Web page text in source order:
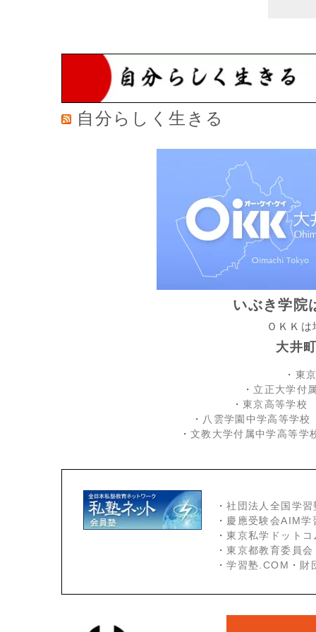
自分らしく生きる
いぶき学院
ＯＫＫ
大井
・ 東
・ 立正大学付
・東京高等学校
・ 八雲学園中学高等学校
・ 文教大学付属中学高等学
・社団法人全国学習
・ 慶應受験会AIM学
・東京私学ドット
・東京都教育委員会
・学習塾.COM ・ 財